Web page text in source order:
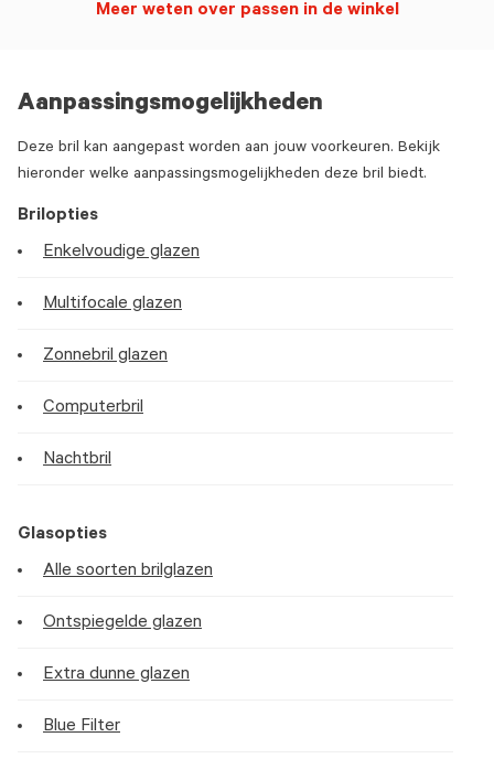
Aanpassingsmogelijkheden
Deze bril kan aangepast worden aan jouw voorkeuren. Bekijk
hieronder welke aanpassingsmogelijkheden deze bril biedt.
Brilopties
Enkelvoudige glazen
Multifocale glazen
Zonnebril glazen
Computerbril
Nachtbril
Glasopties
Alle soorten brilglazen
Ontspiegelde glazen
Extra dunne glazen
Blue Filter
Meer weten over passen in de winkel